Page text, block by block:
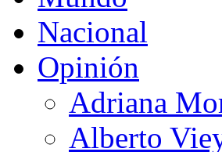
Nacional
Opinión
Adriana
Alberto